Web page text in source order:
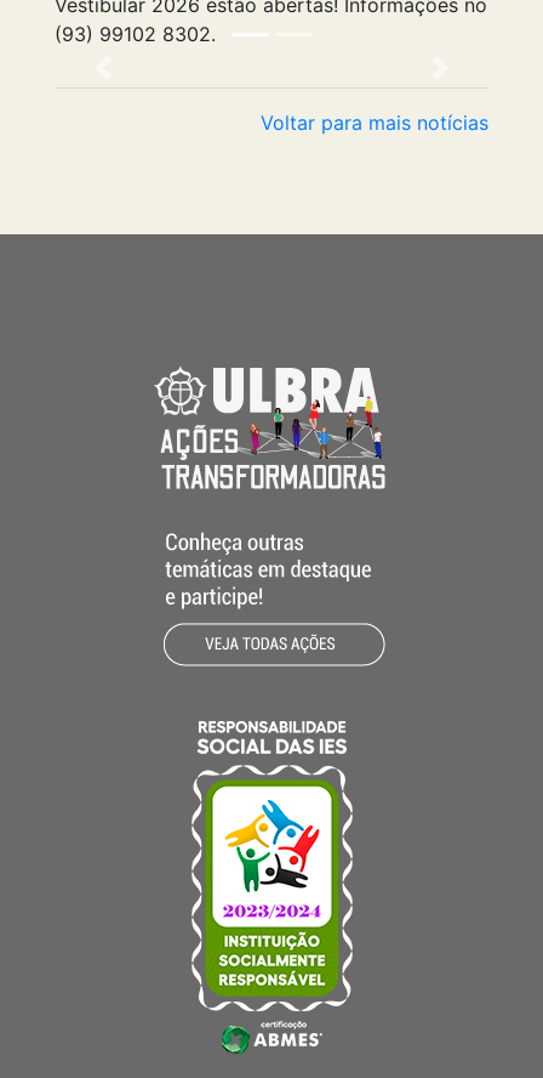
Vestibular 2026 estão abertas! Informações no
(93) 99102 8302.
Anterior
Próximo
Voltar para mais notícias